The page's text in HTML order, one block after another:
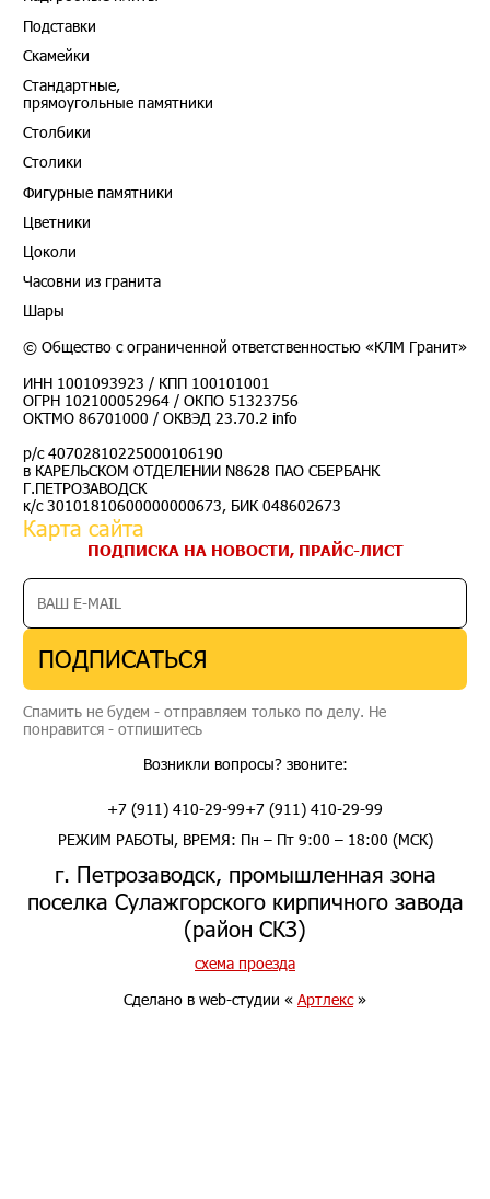
Подставки
Скамейки
Стандартные,
прямоугольные памятники
Столбики
Столики
Фигурные памятники
Цветники
Цоколи
Часовни из гранита
Шары
© Общество с ограниченной ответственностью «КЛМ Гранит»
ИНН 1001093923 / КПП 100101001
ОГРН 102100052964 / ОКПО 51323756
ОКТМО 86701000 / ОКВЭД 23.70.2 info
р/с 40702810225000106190
в КАРЕЛЬСКОМ ОТДЕЛЕНИИ N8628 ПАО СБЕРБАНК
Г.ПЕТРОЗАВОДСК
к/с 30101810600000000673, БИК 048602673
Карта сайта
ПОДПИСКА НА НОВОСТИ, ПРАЙС-ЛИСТ
ПОДПИСАТЬСЯ
Спамить не будем - отправляем только по делу. Не
понравится - отпишитесь
Возникли вопросы? звоните:
+7 (911) 410-29-99+7 (911) 410-29-99
РЕЖИМ РАБОТЫ, ВРЕМЯ: Пн – Пт 9:00 – 18:00 (МСК)
г. Петрозаводск, промышленная зона
поселка Сулажгорского кирпичного завода
(район СКЗ)
схема проезда
Сделано в web-студии « Артлекс»